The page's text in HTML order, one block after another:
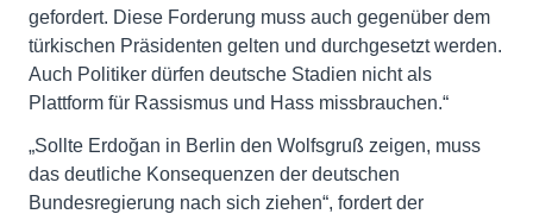
gefordert. Diese Forderung muss auch gegenüber dem
türkischen Präsidenten gelten und durchgesetzt werden.
Auch Politiker dürfen deutsche Stadien nicht als
Plattform für Rassismus und Hass missbrauchen.“
„Sollte Erdoğan in Berlin den Wolfsgruß zeigen, muss
das deutliche Konsequenzen der deutschen
Bundesregierung nach sich ziehen“, fordert der